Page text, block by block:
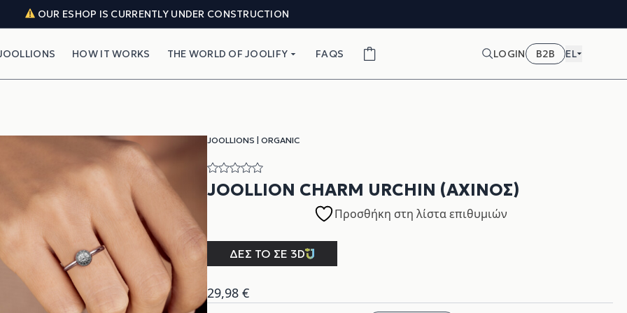
OUR ESHOP IS CURRENTLY UNDER CONSTRUCTION
HOW IT WORKS THE WORLD OF JOOLIFY FAQS LOGIN B2B EL
JOOLLIONS ORGANIC
JOOLLION CHARM URCHIN (ΑΧΙΝΌΣ)
Προσθήκη στη λίστα επιθυμιών